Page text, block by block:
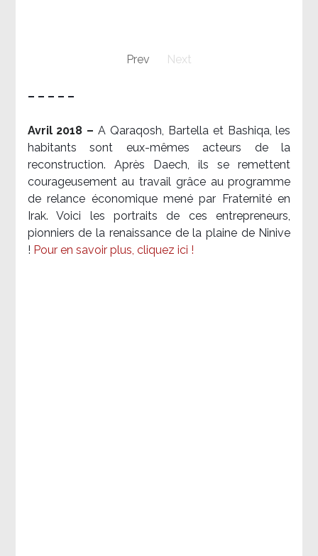
Prev Next
– – – – –
Avril 2018 –A Qaraqosh, Bartella et Bashiqa, les
habitants sont eux-mêmes acteurs de la
reconstruction. Après Daech, ils se remettent
courageusement au travail grâce au programme
de relance économique mené par Fraternité en
Irak. Voici les portraits de ces entrepreneurs,
pionniers de la renaissance de la plaine de Ninive
! Pour en savoir plus, cliquez ici !